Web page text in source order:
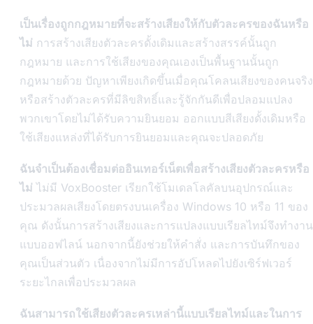
เป็นเรื่องถูกกฎหมายที่จะสร้างเสียงให้กับตัวละครของฉันหรือ
ไม่ การสร้างเสียงตัวละครดั้งเดิมและสร้างสรรค์นั้นถูก
กฎหมาย และการใช้เสียงของคุณเองเป็นพื้นฐานนั้นถูก
กฎหมายด้วย ปัญหาเพียงเกิดขึ้นเมื่อคุณโคลนเสียงของคนจริง
หรือสร้างตัวละครที่มีลิขสิทธิ์และรู้จักกันดีเพื่อปลอมแปลง
พวกเขาโดยไม่ได้รับความยินยอม ออกแบบสีเสียงดั้งเดิมหรือ
ใช้เสียงแหล่งที่ได้รับการยินยอมและคุณจะปลอดภัย
ฉันจำเป็นต้องเชื่อมต่ออินเทอร์เน็ตเพื่อสร้างเสียงตัวละครหรือ
ไม่ ไม่มี VoxBooster เรียกใช้โมเดลโลคัลบนอุปกรณ์และ
ประมวลผลเสียงโดยตรงบนเครื่อง Windows 10 หรือ 11 ของ
คุณ ดังนั้นการสร้างเสียงและการแปลงแบบเรียลไทม์จึงทำงาน
แบบออฟไลน์ นอกจากนี้ยังช่วยให้คำสั่ง และการบันทึกของ
คุณเป็นส่วนตัว เนื่องจากไม่มีการอัปโหลดไปยังเซิร์ฟเวอร์
ระยะไกลเพื่อประมวลผล
ฉันสามารถใช้เสียงตัวละครเหล่านี้แบบเรียลไทม์และในการ